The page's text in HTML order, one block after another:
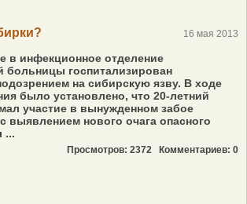
16 мая 2013
в инфекционное отделение
больницы госпитализирован
на сибирскую язву. В ходе
было установлено, что 20-летний
участие в вынужденном забое
выявлением нового очага опасного
...
Просмотров: 2372 Комментариев: 0